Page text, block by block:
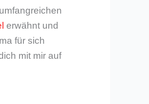
erwähnt und
für sich
mit mir auf